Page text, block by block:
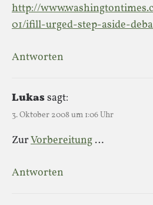
http://
01/ifill-urged-step-aside-
Antworten
Lukassagt:
3. Oktober 2008 um 1:06 Uhr
ZurVorbereitung …
Antworten